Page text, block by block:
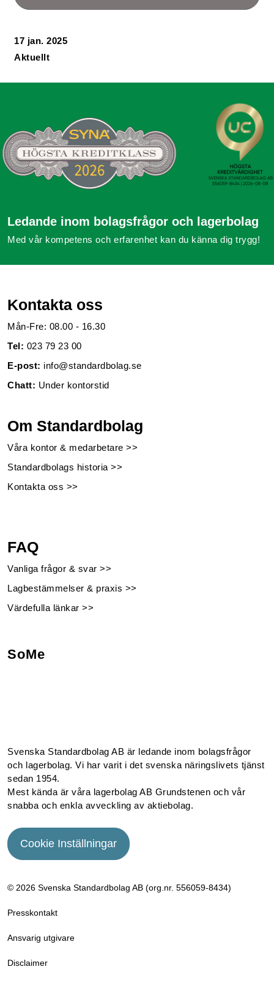
17 jan. 2025
Aktuellt
Ledande inom bolagsfrågor och lagerbolag
Med vår kompetens och erfarenhet kan du känna dig trygg!
Kontakta oss
Mån-Fre: 08.00 - 16.30
Tel: 023 79 23 00
E-post: info@standardbolag.se
Chatt: Under kontorstid
Om Standardbolag
Våra kontor & medarbetare >>
Standardbolags historia >>
Kontakta oss >>
FAQ
Vanliga frågor & svar >>
Lagbestämmelser & praxis >>
Värdefulla länkar >>
SoMe
Svenska Standardbolag AB är ledande inom bolagsfrågor
och lagerbolag. Vi har varit i det svenska näringslivets tjänst
sedan 1954.
Mest kända är våra lagerbolag AB Grundstenen och vår
snabba och enkla avveckling av aktiebolag.
Cookie Inställningar
© 2026 Svenska Standardbolag AB (org.nr. 556059­-8434)
Presskontakt
Ansvarig utgivare
Disclaimer